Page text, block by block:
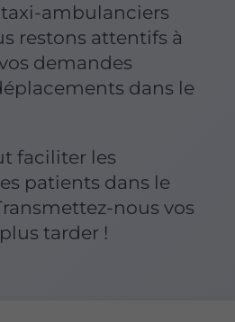
ambulanciers
restons attentifs à
demandes
dans le
faciliter les
patients dans le
nous vos
tarder !